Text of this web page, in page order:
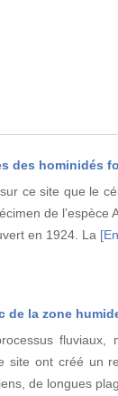
des hominidés
sur ce site que le
de l’espèce
en 1924. La
de la zone
fluviaux,
site ont créé un
de longues